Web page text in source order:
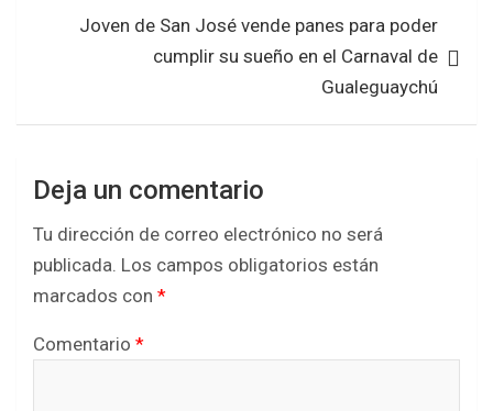
Joven de San José vende panes para poder
cumplir su sueño en el Carnaval de
Gualeguaychú
Deja un comentario
Tu dirección de correo electrónico no será
publicada. Los campos obligatorios están
marcados con *
Comentario *